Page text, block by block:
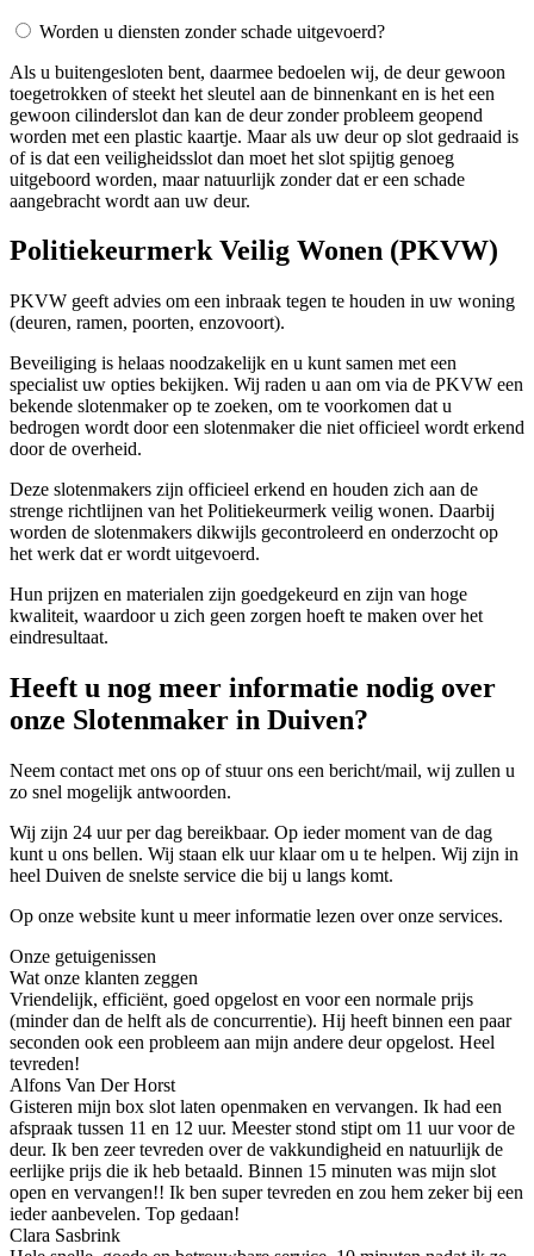
Worden u diensten zonder schade uitgevoerd?
Als u buitengesloten bent, daarmee bedoelen wij, de deur gewoon
toegetrokken of steekt het sleutel aan de binnenkant en is het een
gewoon cilinderslot dan kan de deur zonder probleem geopend
worden met een plastic kaartje. Maar als uw deur op slot gedraaid is
of is dat een veiligheidsslot dan moet het slot spijtig genoeg
uitgeboord worden, maar natuurlijk zonder dat er een schade
aangebracht wordt aan uw deur.
Politiekeurmerk Veilig Wonen (PKVW)
PKVW geeft advies om een inbraak tegen te houden in uw woning
(deuren, ramen, poorten, enzovoort).
Beveiliging is helaas noodzakelijk en u kunt samen met een
specialist uw opties bekijken. Wij raden u aan om via de PKVW een
bekende slotenmaker op te zoeken, om te voorkomen dat u
bedrogen wordt door een slotenmaker die niet officieel wordt erkend
door de overheid.
Deze slotenmakers zijn officieel erkend en houden zich aan de
strenge richtlijnen van het Politiekeurmerk veilig wonen. Daarbij
worden de slotenmakers dikwijls gecontroleerd en onderzocht op
het werk dat er wordt uitgevoerd.
Hun prijzen en materialen zijn goedgekeurd en zijn van hoge
kwaliteit, waardoor u zich geen zorgen hoeft te maken over het
eindresultaat.
Heeft u nog meer informatie nodig over
onze Slotenmaker in Duiven?
Neem contact met ons op of stuur ons een bericht/mail, wij zullen u
zo snel mogelijk antwoorden.
Wij zijn 24 uur per dag bereikbaar. Op ieder moment van de dag
kunt u ons bellen. Wij staan elk uur klaar om u te helpen. Wij zijn in
heel Duiven de snelste service die bij u langs komt.
Op onze website kunt u meer informatie lezen over onze services.
Onze getuigenissen
Wat onze klanten zeggen
Vriendelijk, efficiënt, goed opgelost en voor een normale prijs
(minder dan de helft als de concurrentie). Hij heeft binnen een paar
seconden ook een probleem aan mijn andere deur opgelost. Heel
tevreden!
Alfons Van Der Horst
Gisteren mijn box slot laten openmaken en vervangen. Ik had een
afspraak tussen 11 en 12 uur. Meester stond stipt om 11 uur voor de
deur. Ik ben zeer tevreden over de vakkundigheid en natuurlijk de
eerlijke prijs die ik heb betaald. Binnen 15 minuten was mijn slot
open en vervangen!! Ik ben super tevreden en zou hem zeker bij een
ieder aanbevelen. Top gedaan!
Clara Sasbrink